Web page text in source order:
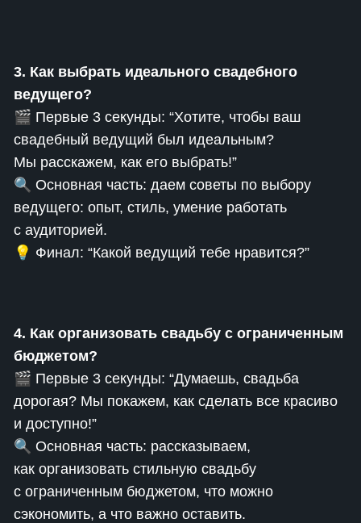
3. Как выбрать идеального свадебного
ведущего?
🎬 Первые 3 секунды: “Хотите, чтобы ваш
свадебный ведущий был идеальным?
Мы расскажем, как его выбрать!”
🔍 Основная часть: даем советы по выбору
ведущего: опыт, стиль, умение работать
с аудиторией.
💡 Финал: “Какой ведущий тебе нравится?”
4. Как организовать свадьбу с ограниченным
бюджетом?
🎬 Первые 3 секунды: “Думаешь, свадьба
дорогая? Мы покажем, как сделать все красиво
и доступно!”
🔍 Основная часть: рассказываем,
как организовать стильную свадьбу
с ограниченным бюджетом, что можно
сэкономить, а что важно оставить.